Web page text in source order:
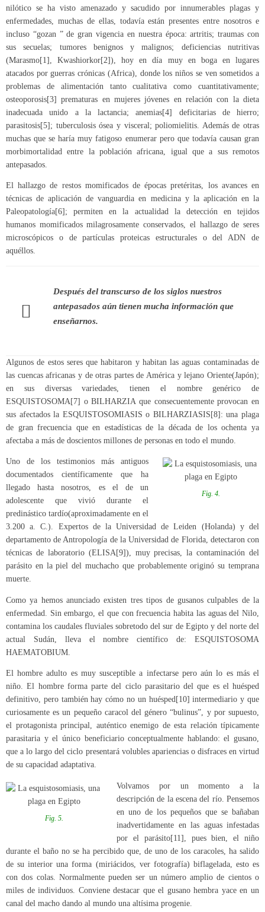
nilótico se ha visto amenazado y sacudido por innumerables plagas y
enfermedades, muchas de ellas, todavía están presentes entre nosotros e
incluso “gozan ” de gran vigencia en nuestra época: artritis; traumas con
sus secuelas; tumores benignos y malignos; deficiencias nutritivas
(Marasmo[1] , Kwashiorkor[2]), hoy en día muy en boga en lugares
atacados por guerras crónicas (Africa), donde los niños se ven sometidos a
problemas de alimentación tanto cualitativa como cuantitativamente;
osteoporosis[3] prematuras en mujeres jóvenes en relación con la dieta
inadecuada unido a la lactancia; anemias[4] deficitarias de hierro;
parasitosis[5]; tuberculosis ósea y visceral; poliomielitis. Además de otras
muchas que se haría muy fatigoso enumerar pero que todavía causan gran
morbimortalidad entre la población africana, igual que a sus remotos
antepasados.
El hallazgo de restos momificados de épocas pretéritas, los avances en
técnicas de aplicación de vanguardia en medicina y la aplicación en la
Paleopatología[6] ; permiten en la actualidad la detección en tejidos
humanos momificados milagrosamente conservados, el hallazgo de seres
microscópicos o de partículas proteicas estructurales o del ADN de
aquéllos.
Después del transcurso de los siglos nuestros
antepasados aún tienen mucha información que
enseñarnos.
Algunos de estos seres que habitaron y habitan las aguas contaminadas de
las cuencas africanas y de otras partes de América y lejano Oriente(Japón);
en sus diversas variedades, tienen el nombre genérico de
ESQUISTOSOMA[7] o BILHARZIA que consecuentemente provocan en
sus afectados la ESQUISTOSOMIASIS o BILHARZIASIS[8]: una plaga
de gran frecuencia que en estadísticas de la década de los ochenta ya
afectaba a más de doscientos millones de personas en todo el mundo.
Fig. 4.
Uno de los testimonios más antiguos
documentados científicamente que ha
llegado hasta nosotros, es el de un
adolescente que vivió durante el
predinástico tardío(aproximadamente en el
3.200 a. C.). Expertos de la Universidad de Leiden (Holanda) y del
departamento de Antropología de la Universidad de Florida, detectaron con
técnicas de laboratorio (ELISA[9]), muy precisas, la contaminación del
parásito en la piel del muchacho que probablemente originó su temprana
muerte.
Como ya hemos anunciado existen tres tipos de gusanos culpables de la
enfermedad. Sin embargo, el que con frecuencia habita las aguas del Nilo,
contamina los caudales fluviales sobretodo del sur de Egipto y del norte del
actual Sudán, lleva el nombre científico de: ESQUISTOSOMA
HAEMATOBIUM.
El hombre adulto es muy susceptible a infectarse pero aún lo es más el
niño. El hombre forma parte del ciclo parasitario del que es el huésped
definitivo, pero también hay cómo no un huésped[10] intermediario y que
curiosamente es un pequeño caracol del género “bulinus”, y por supuesto,
el protagonista principal, auténtico enemigo de esta relación típicamente
parasitaria y el único beneficiario conceptualmente hablando: el gusano,
que a lo largo del ciclo presentará volubles apariencias o disfraces en virtud
de su capacidad adaptativa.
Fig. 5.
Volvamos por un momento a la
descripción de la escena del río. Pensemos
en uno de los pequeños que se bañaban
inadvertidamente en las aguas infestadas
por el parásito[11] , pues bien, el niño
durante el baño no se ha percibido que, de uno de los caracoles, ha salido
de su interior una forma (miriácidos, ver fotografía) biflagelada, esto es
con dos colas. Normalmente pueden ser un número amplio de cientos o
miles de individuos. Conviene destacar que el gusano hembra yace en un
canal del macho dando al mundo una altísima progenie.